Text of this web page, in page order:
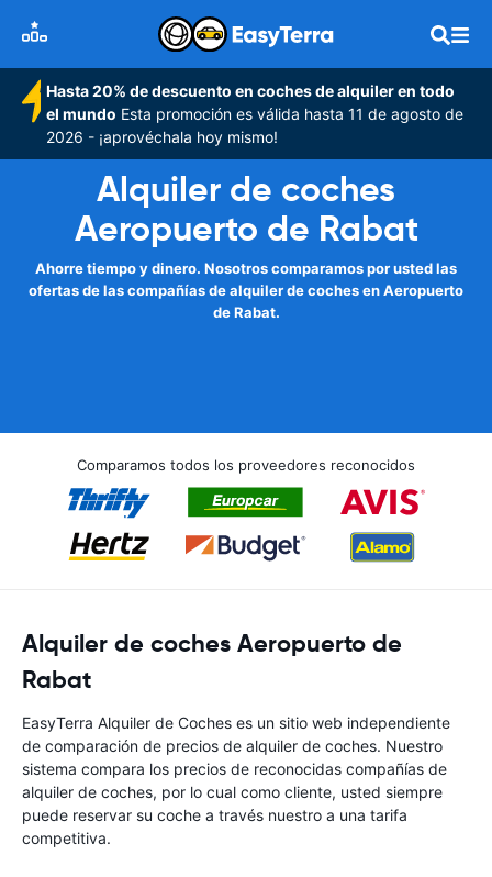
Hasta 20% de descuento en coches de alquiler en todo
el mundo Esta promoción es válida hasta 11 de agosto de
2026 - ¡aprovéchala hoy mismo!
Alquiler de coches
Aeropuerto de Rabat
Ahorre tiempo y dinero. Nosotros comparamos por usted las
ofertas de las compañías de alquiler de coches en Aeropuerto
de Rabat.
Comparamos todos los proveedores reconocidos
Alquiler de coches Aeropuerto de
Rabat
EasyTerra Alquiler de Coches es un sitio web independiente
de comparación de precios de alquiler de coches. Nuestro
sistema compara los precios de reconocidas compañías de
alquiler de coches, por lo cual como cliente, usted siempre
puede reservar su coche a través nuestro a una tarifa
competitiva.